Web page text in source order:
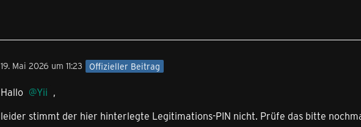
19. Mai 2026 um 11:23 Offizieller Beitrag
Hallo Yii ,
leider stimmt der hier hinterlegte Legitimations-PIN nicht. Prüfe das bitte